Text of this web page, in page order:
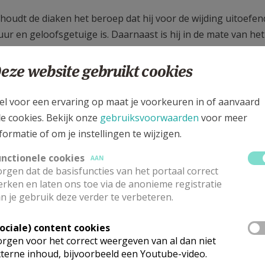
de diaken het beroep dat hij voor de wijding
en geloofsgetuige is. Daarnaast is hij in de mate van
kan de diaken ook vragen om deeltijds of voltijds een
bejaarden, in specifieke diaconale werkvelden (bv. bij
in het vormingswerk of in de administratieve en
ook werkt, wanneer de diaken gehuwd is, zal zijn eerste
projecten
met de contactpersoon van jouw bisdom
website gebruikt cookies
voor een ervaring op maat je voorkeuren in of aanvaard
cookies. Bekijk onze gebruiksvoorwaarden voor meer
of om je instellingen te wijzigen.
cookies
AAN
dat de basisfuncties van het portaal correct
en laten ons toe via de anonieme registratie
je gebruik deze verder te verbeteren.
content cookies
voor het correct weergeven van al dan niet
inhoud, bijvoorbeeld een Youtube-video.